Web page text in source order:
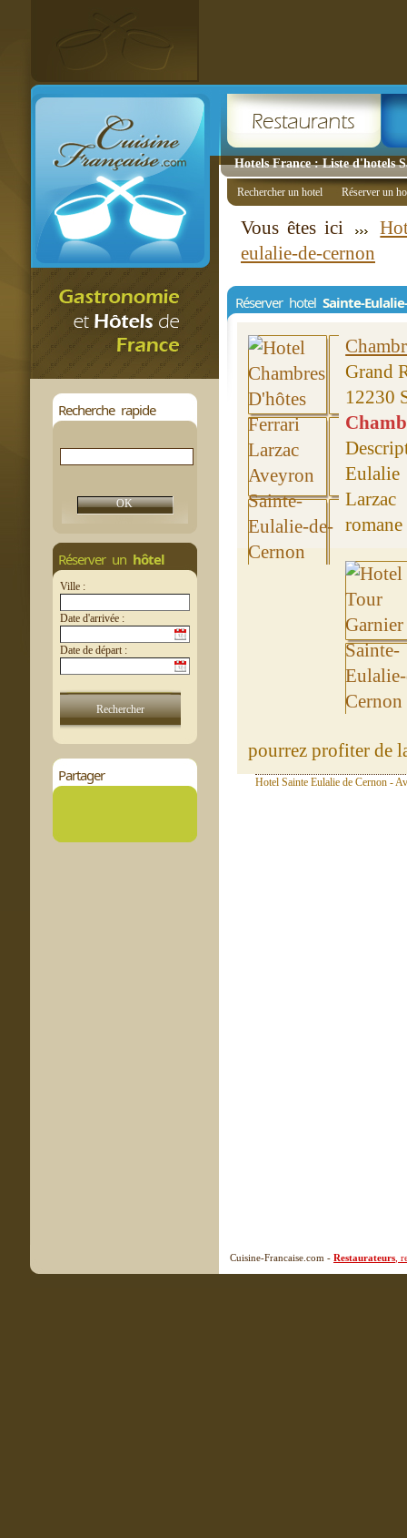
Hotels France : Liste d'hotels
Recherche rapide
Réserver un hôtel
Ville :
Date d'arrivée :
Date de départ :
Partager
Rechercher un hotel Réserver un
Vous êtes ici
eulalie-de-cernon
Réserver hotel Sainte-
Grand
12230
pourrez profiter de
Hotel Sainte Eulalie de Cernon -
Cuisine-Francaise.com - Restaurateurs ,